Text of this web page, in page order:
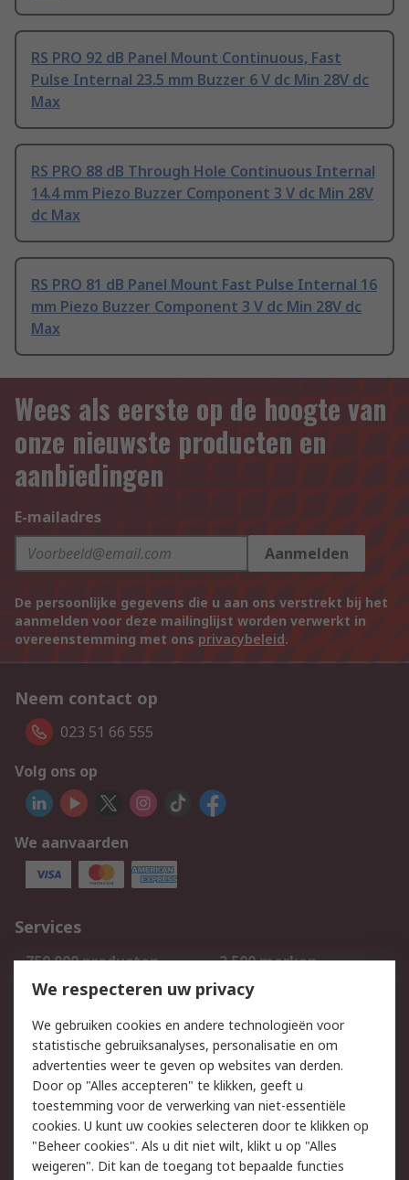
RS PRO 92 dB Panel Mount Continuous, Fast
Pulse Internal 23.5 mm Buzzer 6 V dc Min 28V dc
Max
RS PRO 88 dB Through Hole Continuous Internal
14.4 mm Piezo Buzzer Component 3 V dc Min 28V
dc Max
RS PRO 81 dB Panel Mount Fast Pulse Internal 16
mm Piezo Buzzer Component 3 V dc Min 28V dc
Max
Wees als eerste op de hoogte van
onze nieuwste producten en
aanbiedingen
E-mailadres
Aanmelden
De persoonlijke gegevens die u aan ons verstrekt bij het
aanmelden voor deze mailinglijst worden verwerkt in
overeenstemming met ons privacybeleid.
Neem contact op
023 51 66 555
Volg ons op
We aanvaarden
Services
750.000 producten
2.500 merken
Bestellen
Inkoopoplossingen
Track & Trace
Wettelijk
Cookiebeleid
Email veiligheid
Privacybeleid
Websitevoorwaarden
Algemene
We respecteren uw privacy
We gebruiken cookies en andere technologieën voor
statistische gebruiksanalyses, personalisatie en om
advertenties weer te geven op websites van derden.
Door op "Alles accepteren" te klikken, geeft u
toestemming voor de verwerking van niet-essentiële
cookies. U kunt uw cookies selecteren door te klikken op
"Beheer cookies". Als u dit niet wilt, klikt u op "Alles
weigeren". Dit kan de toegang tot bepaalde functies